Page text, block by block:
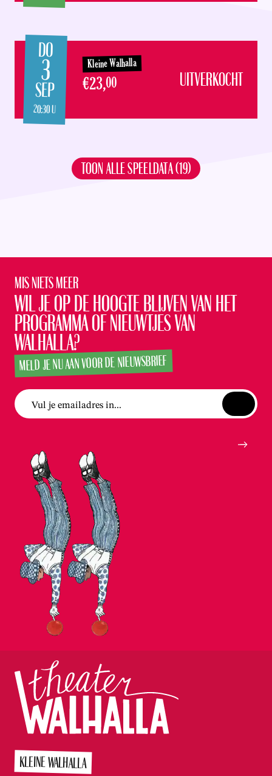
DO
3
SEP
20:30 U
Kleine Walhalla
€23,00 UITVERKOCHT
TOON ALLE SPEELDATA (19)
Mis niets meer
Wil je op de hoogte blijven van het
programma of nieuwtjes van
Walhalla?
MELD JE NU AAN VOOR DE NIEUWSBRIEF
Vul je emailadres in...
KLEINE WALHALLA